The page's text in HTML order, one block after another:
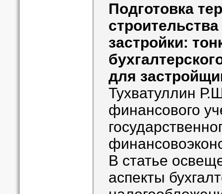
Подготовка
застройки:
для
Тухватуллин
финансового
В статье
аспекты